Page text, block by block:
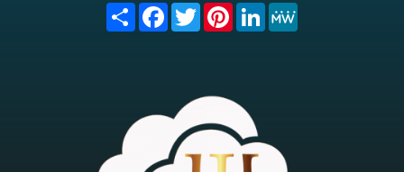
Share FacebookTwitterPinterest
LinkedIn